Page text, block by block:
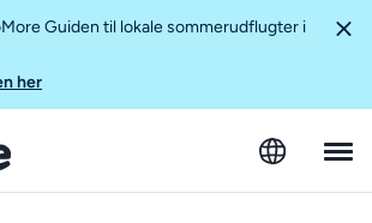
Guiden til lokale sommerudflugter i
her